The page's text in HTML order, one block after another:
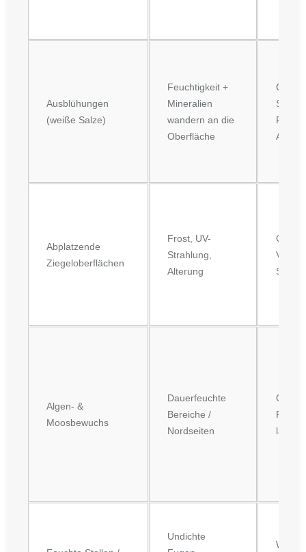
Ausblühungen
(weiße Salze)
Feuchtigkeit +
Mineralien
wandern an die
Oberfläche
Abplatzende
Ziegeloberflächen
Frost, UV-
Strahlung,
Alterung
Optik
Algen- &
Moosbewuchs
Dauerfeuchte
Bereiche /
Nordseiten
länger
Undichte